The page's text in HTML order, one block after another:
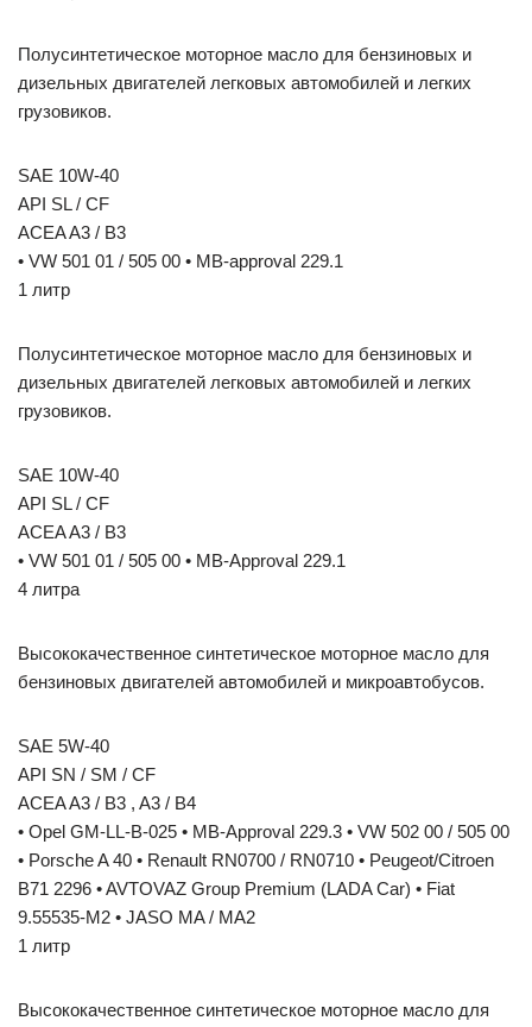
Полусинтетическое моторное масло для бензиновых и
дизельных двигателей легковых автомобилей и легких
грузовиков.
SAE 10W-40
API SL / CF
ACEA A3 / B3
• VW 501 01 / 505 00 • MB-approval 229.1
1 литр
Полусинтетическое моторное масло для бензиновых и
дизельных двигателей легковых автомобилей и легких
грузовиков.
SAE 10W-40
API SL / CF
ACEA A3 / B3
• VW 501 01 / 505 00 • MB-Approval 229.1
4 литра
Высококачественное синтетическое моторное масло для
бензиновых двигателей автомобилей и микроавтобусов.
SAE 5W-40
API SN / SM / CF
ACEA A3 / B3 , A3 / B4
• Opel GM-LL-B-025 • MB-Approval 229.3 • VW 502 00 / 505 00
• Porsche A 40 • Renault RN0700 / RN0710 • Peugeot/Citroen
B71 2296 • AVTOVAZ Group Premium (LADA Car) • Fiat
9.55535-M2 • JASO MA / MA2
1 литр
Высококачественное синтетическое моторное масло для